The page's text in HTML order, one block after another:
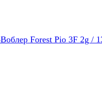
Воблер Forest Pio 3F 2g /